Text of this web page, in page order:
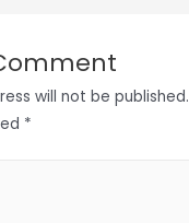
will not be published.
*